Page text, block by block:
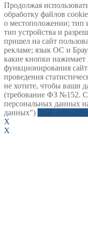
Продолжая
обработку файлов
о местоположении; тип
тип устройства и
пришел на сайт
рекламе; язык ОС и
какие кнопки нажимает
функционирования
проведения
не хотите, чтобы ваши
(требование ФЗ №152.
персональных данных
данных")
X
X